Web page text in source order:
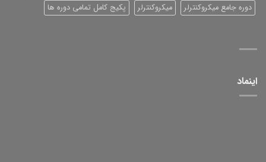
دوره جامع میکروکنترلر
میکروکنترلر پکیج کامل تمامی دوره ها
اینماد